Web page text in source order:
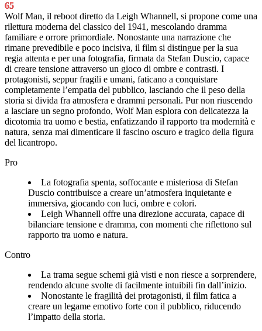
65
Wolf Man, il reboot diretto da Leigh Whannell, si propone come una
rilettura moderna del classico del 1941, mescolando dramma
familiare e orrore primordiale. Nonostante una narrazione che
rimane prevedibile e poco incisiva, il film si distingue per la sua
regia attenta e per una fotografia, firmata da Stefan Duscio, capace
di creare tensione attraverso un gioco di ombre e contrasti. I
protagonisti, seppur fragili e umani, faticano a conquistare
completamente l’empatia del pubblico, lasciando che il peso della
storia si divida fra atmosfera e drammi personali. Pur non riuscendo
a lasciare un segno profondo, Wolf Man esplora con delicatezza la
dicotomia tra uomo e bestia, enfatizzando il rapporto tra modernità e
natura, senza mai dimenticare il fascino oscuro e tragico della figura
del licantropo.
Pro
La fotografia spenta, soffocante e misteriosa di Stefan
Duscio contribuisce a creare un’atmosfera inquietante e
immersiva, giocando con luci, ombre e colori.
Leigh Whannell offre una direzione accurata, capace di
bilanciare tensione e dramma, con momenti che riflettono sul
rapporto tra uomo e natura.
Contro
La trama segue schemi già visti e non riesce a sorprendere,
rendendo alcune svolte di facilmente intuibili fin dall’inizio.
Nonostante le fragilità dei protagonisti, il film fatica a
creare un legame emotivo forte con il pubblico, riducendo
l’impatto della storia.